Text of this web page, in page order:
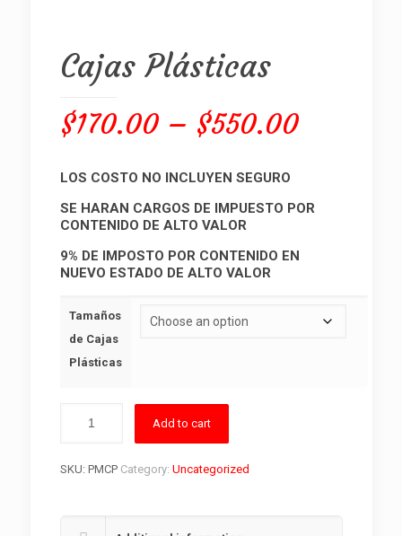
Cajas Plásticas
$170.00 – $550.00Price
through
LOS COSTO NO INCLUYEN SEGURO
SE HARAN CARGOS DE IMPUESTO POR
CONTENIDO DE ALTO VALOR
9% DE IMPOSTO POR CONTENIDO EN
NUEVO ESTADO DE ALTO VALOR
Tamaños
de Cajas
Plásticas
Add to cart
SKU: PMCP Category: Uncategorized